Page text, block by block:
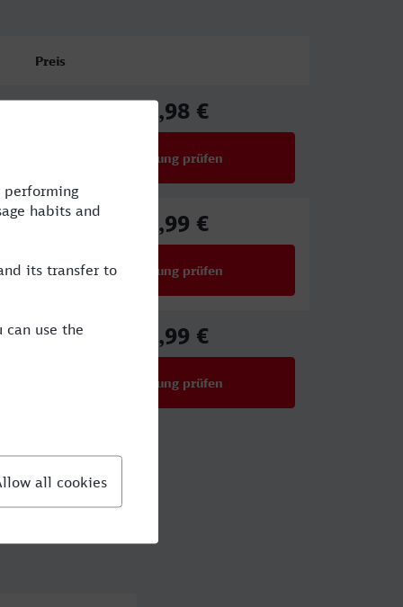
Preis
75,98 €
Verbindung prüfen
86,99 €
Verbindung prüfen
58,99 €
Verbindung prüfen